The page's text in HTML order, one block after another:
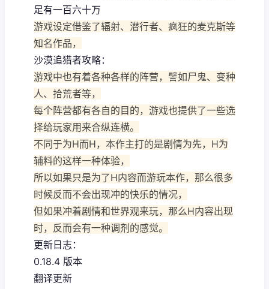
足有一百六十万
游戏设定借鉴了辐射、潜行者、疯狂的麦克斯等
知名作品，
沙漠追猎者攻略：
游戏中也有着各种各样的阵营，譬如尸鬼、变种
人、拾荒者等，
每个阵营都有各自的目的，游戏也提供了一些选
择给玩家用来合纵连横。
不同于为H而H，本作主打的是剧情为先，H为
辅料的这样一种体验，
所以如果只是为了H内容而游玩本作，那么很多
时候反而不会出现冲的快乐的情况，
但如果冲着剧情和世界观来玩，那么H内容出现
时，反而会有一种调剂的感觉。
更新日志：
0.18.4 版本
翻译更新